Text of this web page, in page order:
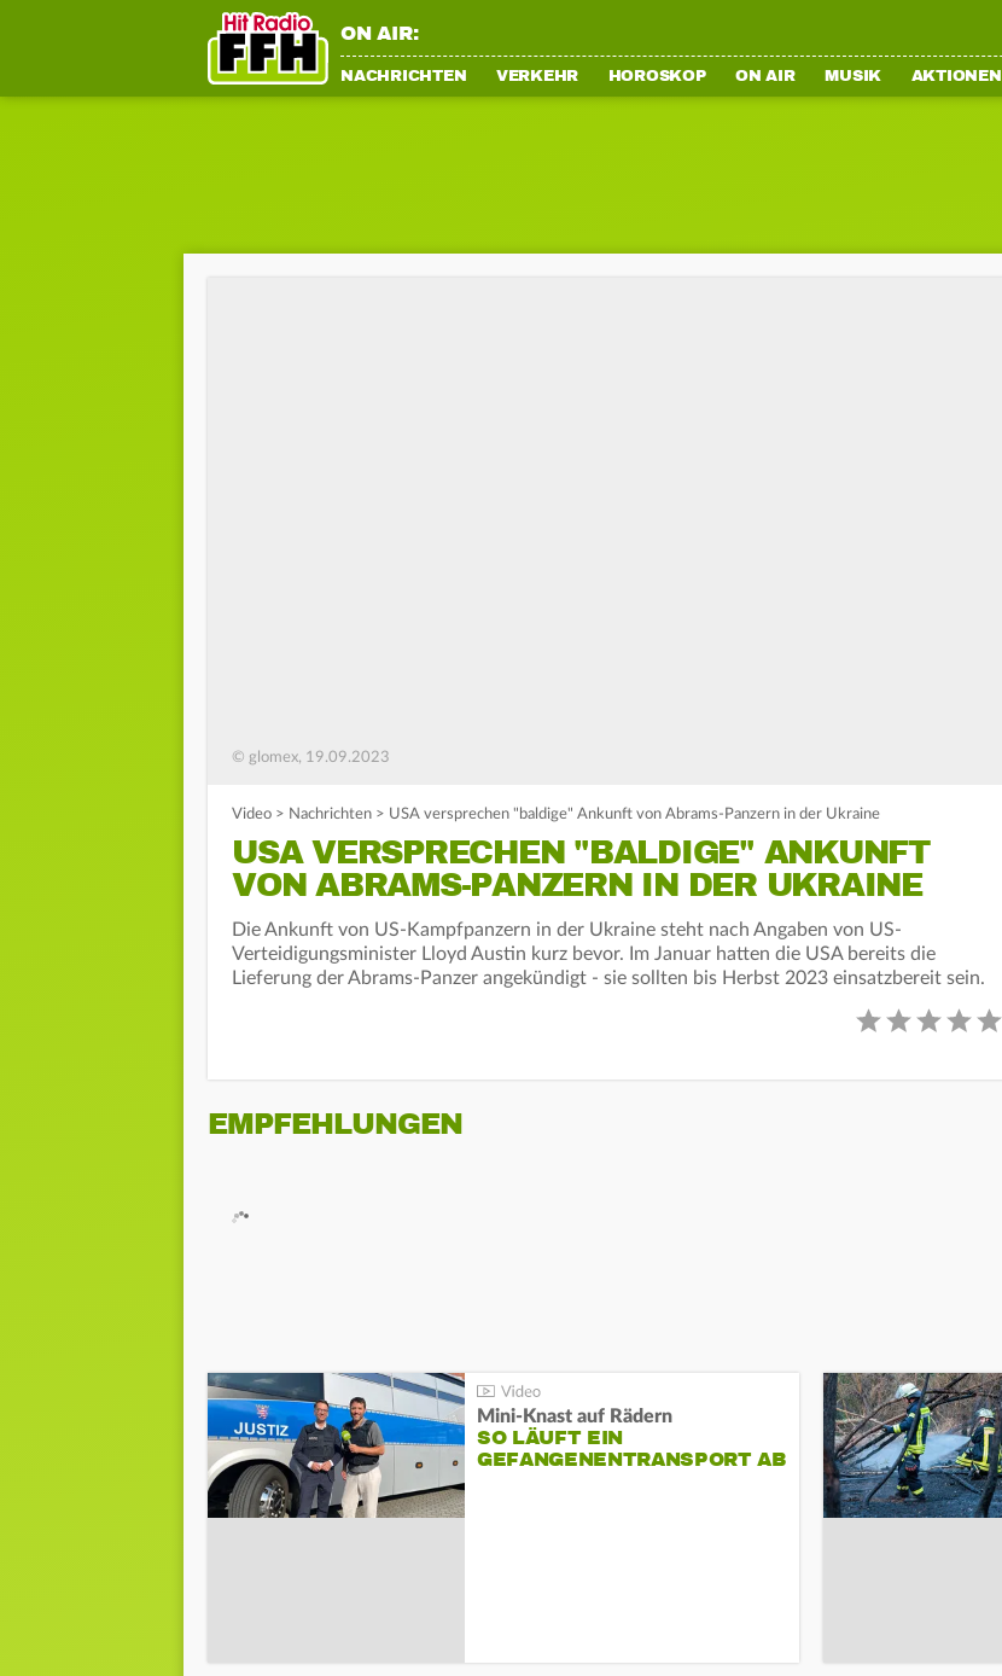
ON AIR:
NACHRICHTEN VERKEHR HOROSKOP ON AIR MUSIK AKTIONEN
© glomex, 19.09.2023
Video > Nachrichten > USA versprechen "baldige" Ankunft von Abrams-Panzern in der Ukraine
USA VERSPRECHEN "BALDIGE" ANKUNFT
VON ABRAMS-PANZERN IN DER UKRAINE
Die Ankunft von US-Kampfpanzern in der Ukraine steht nach Angaben von US-
Verteidigungsminister Lloyd Austin kurz bevor. Im Januar hatten die USA bereits die
Lieferung der Abrams-Panzer angekündigt - sie sollten bis Herbst 2023 einsatzbereit sein.
EMPFEHLUNGEN
Mini-Knast auf Rädern
SO LÄUFT EIN
GEFANGENENTRANSPORT AB